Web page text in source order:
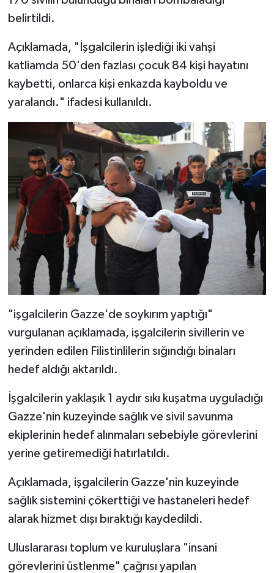
belirtildi.
Açıklamada, "İşgalcilerin işlediği iki vahşi
katliamda 50'den fazlası çocuk 84 kişi hayatını
kaybetti, onlarca kişi enkazda kayboldu ve
yaralandı." ifadesi kullanıldı.
"işgalcilerin Gazze'de soykırım yaptığı"
vurgulanan açıklamada, işgalcilerin sivillerin ve
yerinden edilen Filistinlilerin sığındığı binaları
hedef aldığı aktarıldı.
İşgalcilerin yaklaşık 1 aydır sıkı kuşatma uyguladığı
Gazze'nin kuzeyinde sağlık ve sivil savunma
ekiplerinin hedef alınmaları sebebiyle görevlerini
yerine getiremediği hatırlatıldı.
Açıklamada, işgalcilerin Gazze'nin kuzeyinde
sağlık sistemini çökerttiği ve hastaneleri hedef
alarak hizmet dışı bıraktığı kaydedildi.
Uluslararası toplum ve kuruluşlara "insani
görevlerini üstlenme" çağrısı yapılan
Bolu Müftülüğü
Burdur Müftülüğü
Bursa Müftülüğü
Çanakkale Müftülüğü
Çankırı Müftülüğü
Çorum Müftülüğü
Denizli Müftülüğü
Diyarbakır Müftülüğü
Düzce Müftülüğü
Edirne Müftülüğü
Elazığ Müftülüğü
Erzincan Müftülüğü
Erzurum Müftülüğü
Gaziantep Müftülüğü
Gümüşhane Müftülüğü
Makaleler
Ekonomi
Duyurular
Podcast
Bilim, Teknoloji
Biyografiler
Diyanet TV
İhtida Haberleri
YAŞAM